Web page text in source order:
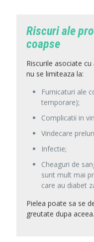
Riscuri ale
coapse
Riscurile asociate
nu se limiteaza la:
Furnicaturi ale
temporare);
Complicatii in
Vindecare
Infectie;
Cheaguri de
sunt mult mai
care au diabet
Pielea poate sa se
greutate dupa aceea.